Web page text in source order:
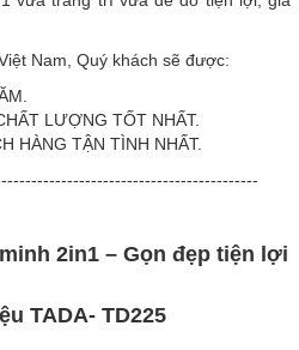
Nam, Quý khách sẽ được:
LƯỢNG TỐT NHẤT.
HÀNG TẬN TÌNH NHẤT.
2in1 – Gọn đẹp tiện lợi
TADA- TD225